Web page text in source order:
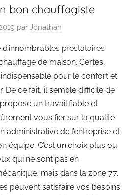
bon chauffagiste
par Jonathan
prestataires
de maison. Certes,
indispensable pour le confort et
De ce fait, il semble difficile de
un travail fiable et
vous fier sur la qualité
administrative de l’entreprise et
équipe. C’est un choix plus ou
qui ne sont pas en
mais dans la zone 77,
peuvent satisfaire vos besoins